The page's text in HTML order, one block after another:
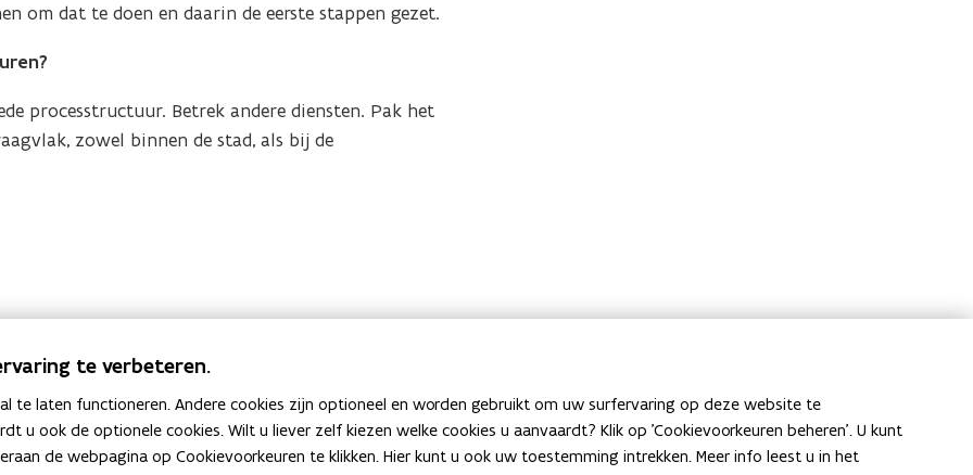
om dat te doen en daarin de eerste stappen gezet.
processtructuur. Betrek andere diensten. Pak het
zowel binnen de stad, als bij de
Heb je een vraag of opmerking? Laat het ons weten
te verbeteren.
te laten functioneren. Andere cookies zijn optioneel en worden gebruikt om uw surfervaring op deze website te
u ook de optionele cookies. Wilt u liever zelf kiezen welke cookies u aanvaardt? Klik op 'Cookievoorkeuren beheren'. U kunt
de webpagina op Cookievoorkeuren te klikken. Hier kunt u ook uw toestemming intrekken. Meer info leest u in het